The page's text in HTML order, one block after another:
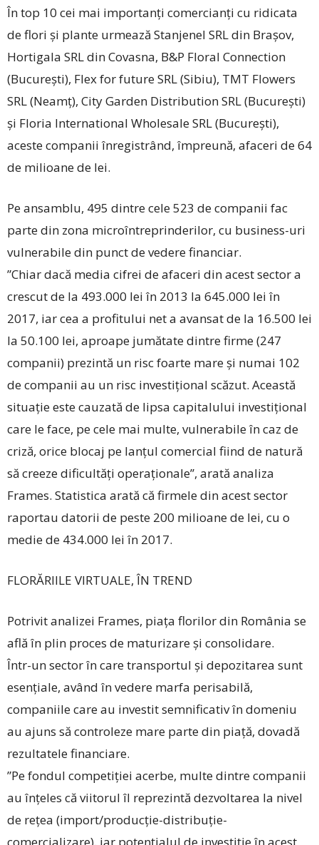
În top 10 cei mai importanți comercianți cu ridicata
de flori și plante urmează Stanjenel SRL din Brașov,
Hortigala SRL din Covasna, B&P Floral Connection
(București), Flex for future SRL (Sibiu), TMT Flowers
SRL (Neamț), City Garden Distribution SRL (București)
și Floria International Wholesale SRL (București),
aceste companii înregistrând, împreună, afaceri de 64
de milioane de lei.
Pe ansamblu, 495 dintre cele 523 de companii fac
parte din zona microîntreprinderilor, cu business-uri
vulnerabile din punct de vedere financiar.
”Chiar dacă media cifrei de afaceri din acest sector a
crescut de la 493.000 lei în 2013 la 645.000 lei în
2017, iar cea a profitului net a avansat de la 16.500 lei
la 50.100 lei, aproape jumătate dintre firme (247
companii) prezintă un risc foarte mare și numai 102
de companii au un risc investițional scăzut. Această
situație este cauzată de lipsa capitalului investițional
care le face, pe cele mai multe, vulnerabile în caz de
criză, orice blocaj pe lanțul comercial fiind de natură
să creeze dificultăți operaționale’’, arată analiza
Frames. Statistica arată că firmele din acest sector
raportau datorii de peste 200 milioane de lei, cu o
medie de 434.000 lei în 2017.
FLORĂRIILE VIRTUALE, ÎN TREND
Potrivit analizei Frames, piața florilor din România se
află în plin proces de maturizare și consolidare.
Într-un sector în care transportul și depozitarea sunt
esențiale, având în vedere marfa perisabilă,
companiile care au investit semnificativ în domeniu
au ajuns să controleze mare parte din piață, dovadă
rezultatele financiare.
”Pe fondul competiției acerbe, multe dintre companii
au înțeles că viitorul îl reprezintă dezvoltarea la nivel
de rețea (import/producție-distribuție-